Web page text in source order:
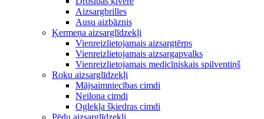
Aizsargbrilles
Ausu aizbāznis
Ķermeņa aizsarglīdzekļi
Vienreizlietojamais aizsargtērps
Vienreizlietojamais aizsargapvalks
Vienreizlietojamais medicīniskais spilventiņš
Roku aizsarglīdzekļi
Mājsaimniecības cimdi
Neilona cimdi
Oglekļa šķiedras cimdi
Pēdu aizsarglīdzekļi